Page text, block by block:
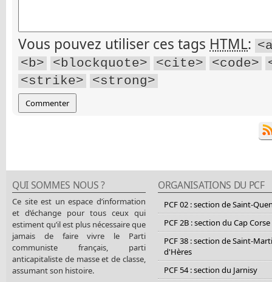
Vous pouvez utiliser ces tags HTML:
<b>
<blockquote> <cite> <code>
<strike>
<strong>
QUI SOMMES NOUS ?
Ce site est un espace d’information
et d’échange pour tous ceux qui
estiment qu’il est plus nécessaire que
jamais de faire vivre le Parti
communiste français, parti
anticapitaliste de masse et de classe,
assumant son histoire.
ORGANISATIONS DU PCF
PCF 02 : section de Saint-
PCF 2B : section du Cap Corse
PCF 38 : section de Saint-
d'Hères
PCF 54 : section du Jarnisy